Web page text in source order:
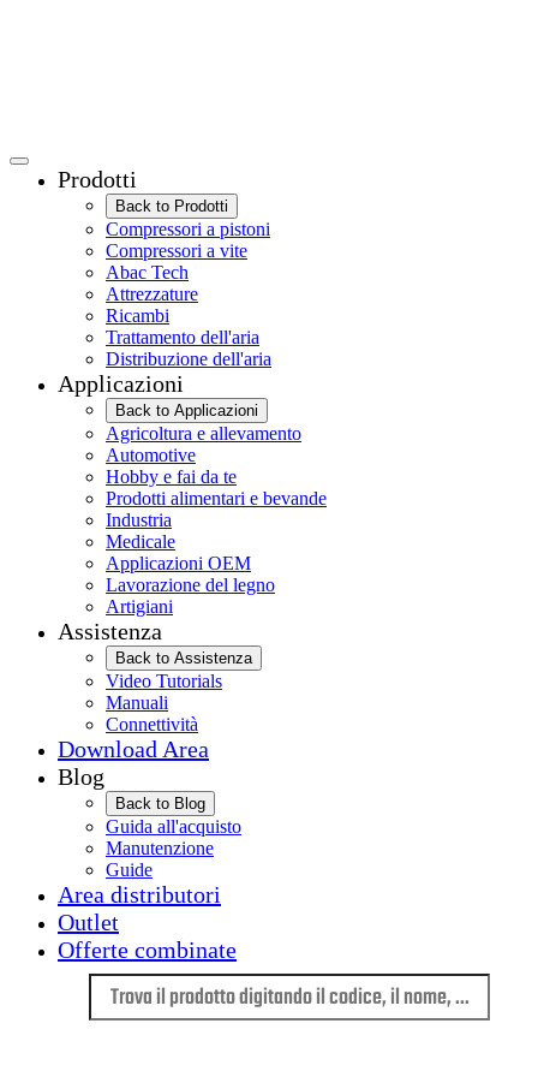
Prodotti
Back to Prodotti
Compressori a pistoni
Compressori a vite
Abac Tech
Attrezzature
Ricambi
Trattamento dell'aria
Distribuzione dell'aria
Applicazioni
Back to Applicazioni
Agricoltura e allevamento
Automotive
Hobby e fai da te
Prodotti alimentari e bevande
Industria
Medicale
Applicazioni OEM
Lavorazione del legno
Artigiani
Assistenza
Back to Assistenza
Video Tutorials
Manuali
Connettività
Download Area
Blog
Back to Blog
Guida all'acquisto
Manutenzione
Guide
Area distributori
Outlet
Offerte combinate